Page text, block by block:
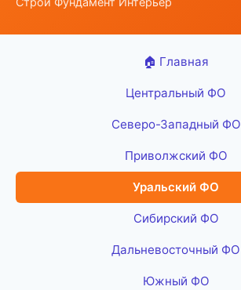
🏠 Главная
Центральный ФО
Северо-Западный ФО
Приволжский ФО
Уральский ФО
Сибирский ФО
Дальневосточный ФО
Южный ФО